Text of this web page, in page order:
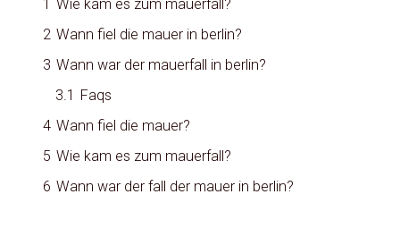
1 Wie kam es zum mauerfall?
2 Wann fiel die mauer in berlin?
3 Wann war der mauerfall in berlin?
3.1
Faqs
4 Wann fiel die mauer?
5 Wie kam es zum mauerfall?
6 Wann war der fall der mauer in berlin?